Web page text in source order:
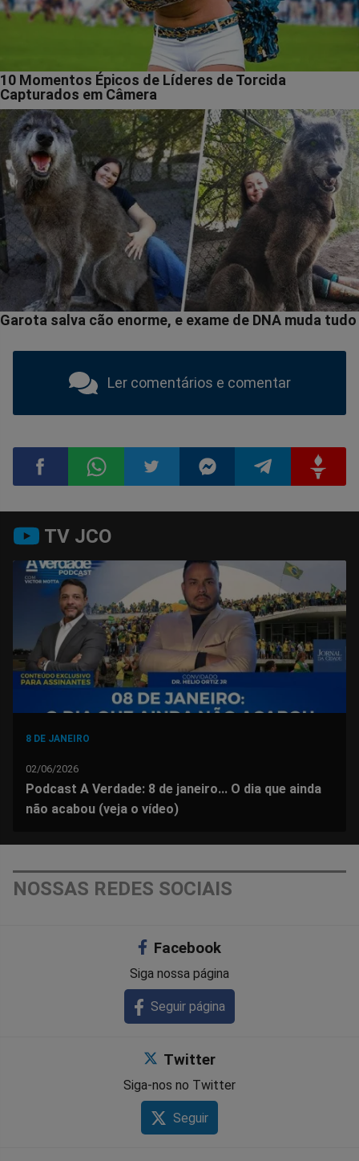
Ler comentários e comentar
no
Facebook
no
Whatsapp
no
Twitter
no
Messenger
no
Telegram
no
Gettr
TV JCO
8 DE JANEIRO
02/06/2026
Podcast A Verdade: 8 de janeiro... O dia que ainda
não acabou (veja o vídeo)
NOSSAS REDES SOCIAIS
Facebook
Siga nossa página
Seguir página
Twitter
Siga-nos no Twitter
Seguir